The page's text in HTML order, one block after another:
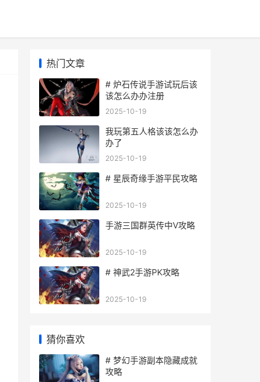
热门文章
# 炉石传说手游试玩后该
该怎么办办注册
2025-10-19
我玩第五人格该该怎么办
办了
2025-10-19
# 星辰奇缘手游平民攻略
2025-10-19
手游三国群英传中V攻略
2025-10-19
# 神武2手游PK攻略
2025-10-19
猜你喜欢
# 梦幻手游副本隐藏成就
攻略